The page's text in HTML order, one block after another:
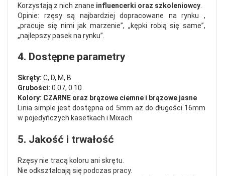
Korzystają z nich znane influencerki oraz szkoleniowcy
Opinie: rzęsy są najbardziej dopracowane na rynku ,
„pracuje się nimi jak marzenie”, „kępki robią się same”,
„najlepszy pasek na rynku”.
4. Dostępne parametry
Skręty: C, D, M, B
Grubości: 0.07, 0.10
Kolory: CZARNE oraz brązowe ciemne i brązowe jasne
Linia simple jest dostępna od 5mm aż do długości 16mm
w pojedyńczych kasetkach i Mixach
5. Jakość i trwałość
Rzęsy nie tracą koloru ani skrętu.
Nie odkształcają się podczas pracy.